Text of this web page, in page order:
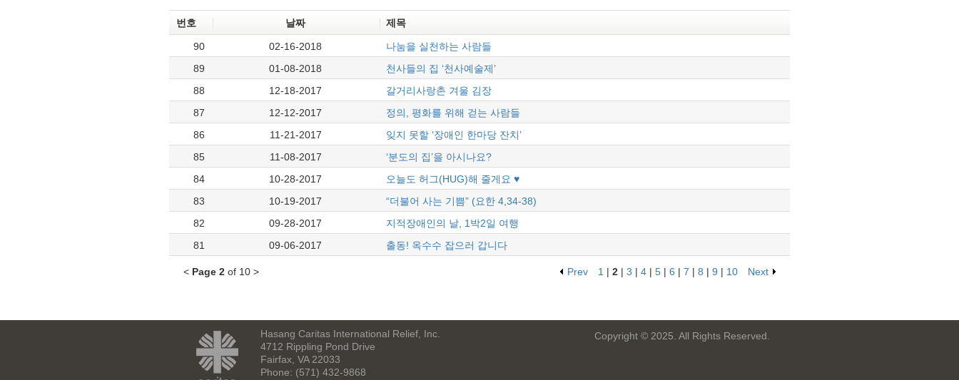
번호 날짜 제목
90 02-16-2018
나눔을 실천하는 사람들
89
01-08-2018
천사들의 집 ‘천사예술제’
88
12-18-2017
갈거리사랑촌 겨울 김장
87
12-12-2017
정의, 평화를 위해 걷는 사람들
86
11-21-2017
잊지 못할 ‘장애인 한마당 잔치’
85
11-08-2017
‘분도의 집’을 아시나요?
84
10-28-2017
오늘도 허그(HUG)해 줄게요 ♥
83
10-19-2017
“더불어 사는 기쁨” (요한 4,34-38)
82
09-28-2017
지적장애인의 날, 1박2일 여행
81
09-06-2017 출동! 옥수수 잡으러 갑니다
< Page 2 of 10 > Prev 1 | 2 | 3 | 4 | 5 | 6 | 7 | 8 | 9 | 10 Next
Hasang Caritas International Relief, Inc.
4712 Rippling Pond Drive
Fairfax, VA 22033
Phone: (571) 432-9868
Copyright © 2025. All Rights Reserved.